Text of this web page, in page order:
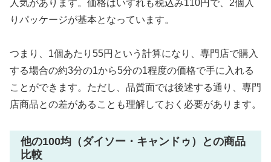
人気があります。価格はいずれも税込み110円で、2個入
りパッケージが基本となっています。
つまり、1個あたり55円という計算になり、専門店で購入
する場合の約3分の1から5分の1程度の価格で手に入れる
ことができます。ただし、品質面では後述する通り、専門
店商品との差があることも理解しておく必要があります。
他の100均（ダイソー・キャンドゥ）との商品
比較